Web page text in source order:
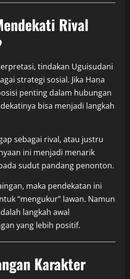
Rival
tindakan Uguisudani
strategi sosial. Jika Hana
penting dalam hubungan
bisa menjadi langkah
sebagai rival, atau justru
ini menjadi menarik
sudut pandang penonton.
maka pendekatan ini
“mengukur” lawan. Namun
langkah awal
yang lebih positif.
Karakter